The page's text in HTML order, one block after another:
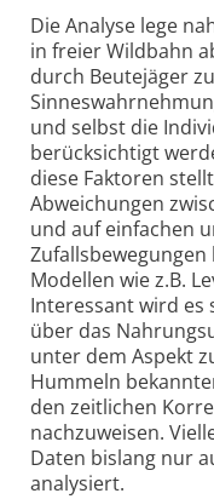
Die Analyse lege
in freier Wildbahn
durch Beutejäger
und selbst die
berücksichtigt
diese Faktoren
Abweichungen
und auf einfachen
Modellen wie z.B.
Interessant wird es
über das
unter dem Aspekt
Hummeln
den zeitlichen
nachzuweisen.
Daten bislang nur
analysiert.